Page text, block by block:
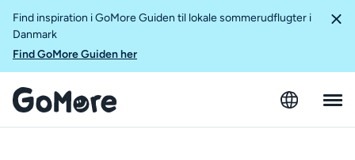
Find inspiration i GoMore Guiden til lokale sommerudflugter i
Danmark
Find GoMore Guiden her